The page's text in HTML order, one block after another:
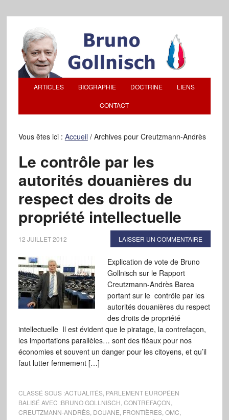
ARTICLES BIOGRAPHIE DOCTRINE LIENS
CONTACT
Vous êtes ici : Accueil /Archives pour Creutzmann-Andrès
Le contrôle par les
autorités douanières du
respect des droits de
propriété intellectuelle
12 JUILLET 2012 LAISSER UN COMMENTAIRE
Explication de vote de Bruno
Gollnisch sur le Rapport
Creutzmann-Andrès Barea
portant sur le contrôle par les
autorités douanières du respect
des droits de propriété
intellectuelle Il est évident que le piratage, la contrefaçon,
les importations parallèles… sont des fléaux pour nos
économies et souvent un danger pour les citoyens, et qu’il
faut lutter fermement […]
CLASSÉ SOUS :ACTUALITÉS, PARLEMENT EUROPÉEN
BALISÉ AVEC :BRUNO GOLLNISCH CONTREFAÇON
CREUTZMANN-ANDRÈS, DOUANE FRONTIÈRES, OMC